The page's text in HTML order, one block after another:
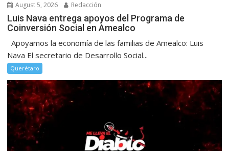
August 5, 2026 Redacción
Luis Nava entrega apoyos del Programa de
Coinversión Social en Amealco
Apoyamos la economía de las familias de Amealco: Luis
Nava El secretario de Desarrollo Social...
Querétaro